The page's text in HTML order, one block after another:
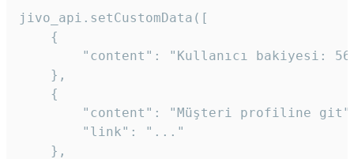
jivo_api.setCustomData([
    {
"content": "Kullanıcı bakiyesi:
    },
    {
"content": "Müşteri profiline
        "link": "..."
    },